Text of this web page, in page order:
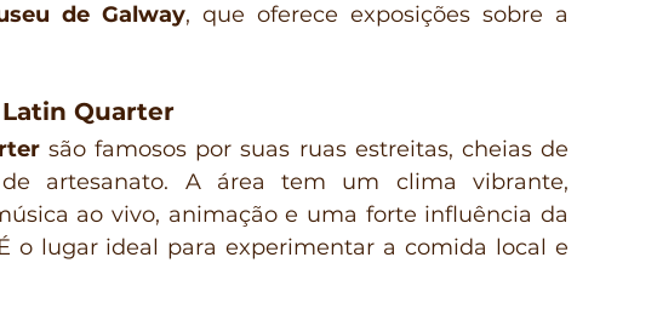
de Galway, que oferece exposições sobre a
Quarter
são famosos por suas ruas estreitas, cheias de
artesanato. A área tem um clima vibrante,
ao vivo, animação e uma forte influência da
o lugar ideal para experimentar a comida local e